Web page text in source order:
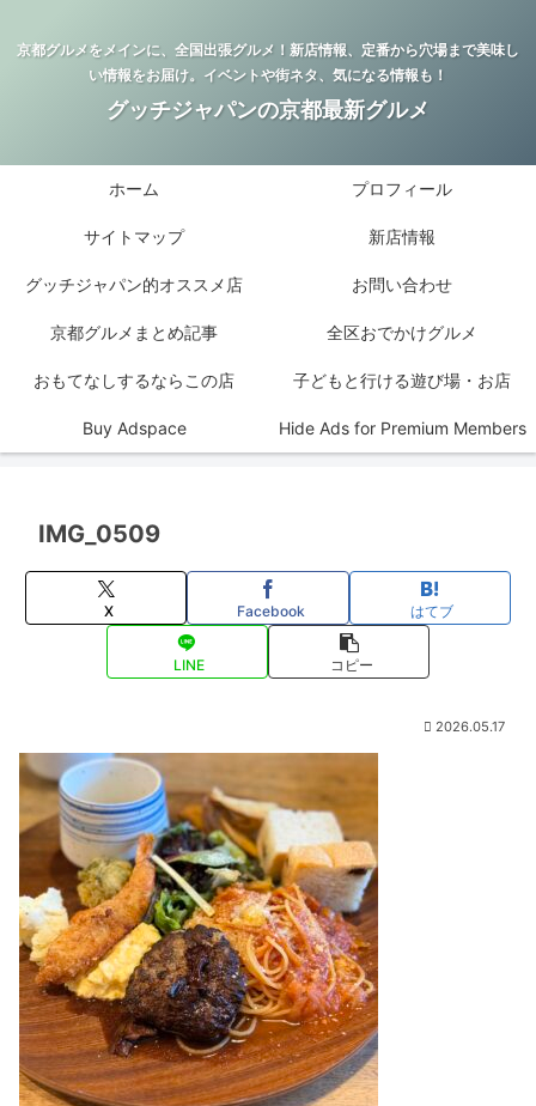
京都グルメをメインに、全国出張グルメ！新店情報、定番から穴場まで美味し
い情報をお届け。イベントや街ネタ、気になる情報も！
グッチジャパンの京都最新グルメ
ホーム プロフィール
サイトマップ 新店情報
グッチジャパン的オススメ店 お問い合わせ
京都グルメまとめ記事 全区おでかけグルメ
おもてなしするならこの店 子どもと行ける遊び場・お店
Buy Adspace Hide Ads for Premium Members
IMG_0509
X Facebook はてブ
LINE コピー
2026.05.17